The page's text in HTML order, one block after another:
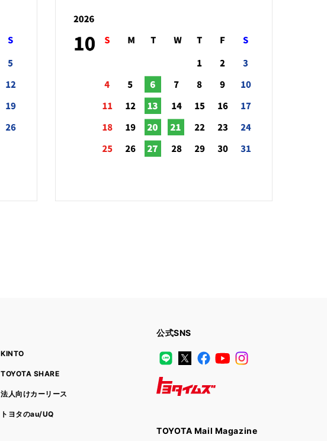
KINTO
TOYOTA SHARE
法人向けカーリース
トヨタのau/UQ
公式SNS
LINE
X FacebookYouTube
TOYOTA Mail Magazine